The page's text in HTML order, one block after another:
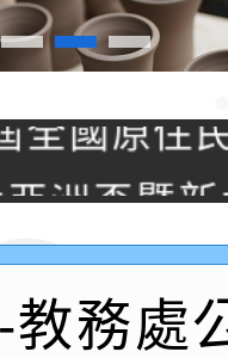
府交通局
存摺2.0
，請參閱
全國原住
洲盃暨
賽
年度學生
牌愛／
教務處